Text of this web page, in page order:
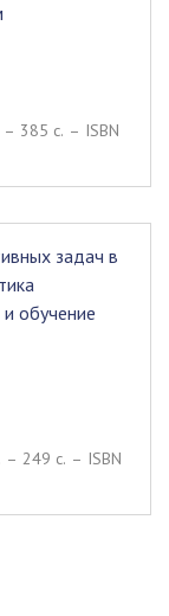
– 385 c. – ISBN
задач в
обучение
– 249 c. – ISBN